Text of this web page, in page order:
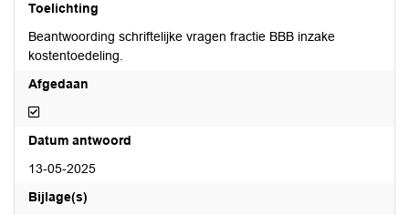
Toelichting
Beantwoording schriftelijke vragen fractie BBB inzake
kostentoedeling.
Afgedaan
Afgedaan
Datum antwoord
13-05-2025
Bijlage(s)